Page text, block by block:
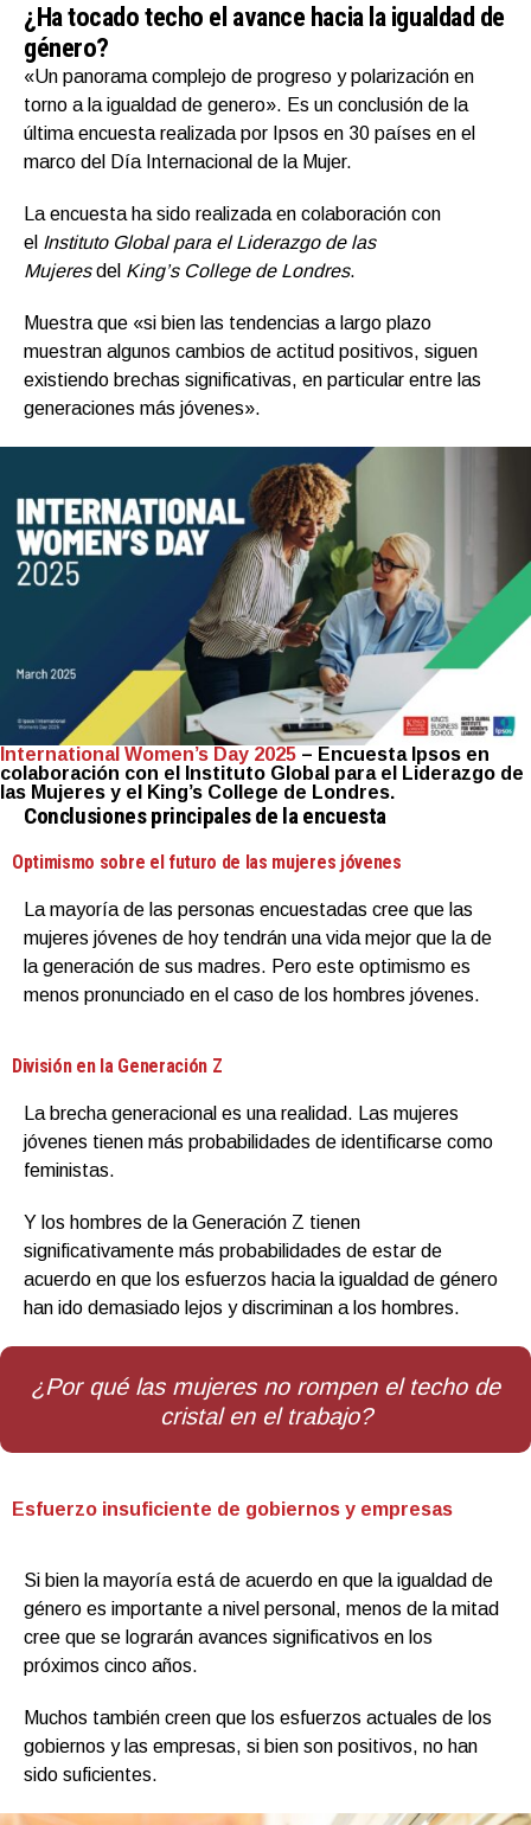
¿Ha tocado techo el avance hacia la igualdad de
género?
«Un panorama complejo de progreso y polarización en
torno a la igualdad de genero». Es un conclusión de la
última encuesta realizada por Ipsos en 30 países en el
marco del Día Internacional de la Mujer.
La encuesta ha sido realizada en colaboración con
el Instituto Global para el Liderazgo de las
Mujeresdel King’s College de Londres.
Muestra que «si bien las tendencias a largo plazo
muestran algunos cambios de actitud positivos, siguen
existiendo brechas significativas, en particular entre las
generaciones más jóvenes».
International Women’s Day 2025 – Encuesta Ipsos en
colaboración con el Instituto Global para el Liderazgo de
las Mujeres y el King’s College de Londres.
Conclusiones principales de la encuesta
Optimismo sobre el futuro de las mujeres jóvenes
La mayoría de las personas encuestadas cree que las
mujeres jóvenes de hoy tendrán una vida mejor que la de
la generación de sus madres. Pero este optimismo es
menos pronunciado en el caso de los hombres jóvenes.
División en la Generación Z
La brecha generacional es una realidad. Las mujeres
jóvenes tienen más probabilidades de identificarse como
feministas.
Y los hombres de la Generación Z tienen
significativamente más probabilidades de estar de
acuerdo en que los esfuerzos hacia la igualdad de género
han ido demasiado lejos y discriminan a los hombres.
¿Por qué las mujeres no rompen el techo de
cristal en el trabajo?
Esfuerzo insuficiente de gobiernos y empresas
Si bien la mayoría está de acuerdo en que la igualdad de
género es importante a nivel personal, menos de la mitad
cree que se lograrán avances significativos en los
próximos cinco años.
Muchos también creen que los esfuerzos actuales de los
gobiernos y las empresas, si bien son positivos, no han
sido suficientes.